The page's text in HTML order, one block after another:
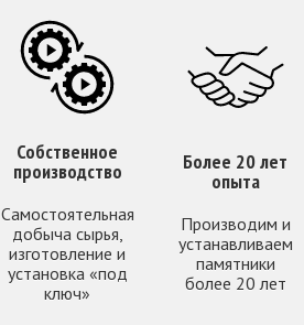
Собственное
производство
Самостоятельная
добыча сырья,
изготовление и
установка «под
ключ»
Более 20 лет
опыта
Производим и
устанавливаем
памятники
более 20 лет